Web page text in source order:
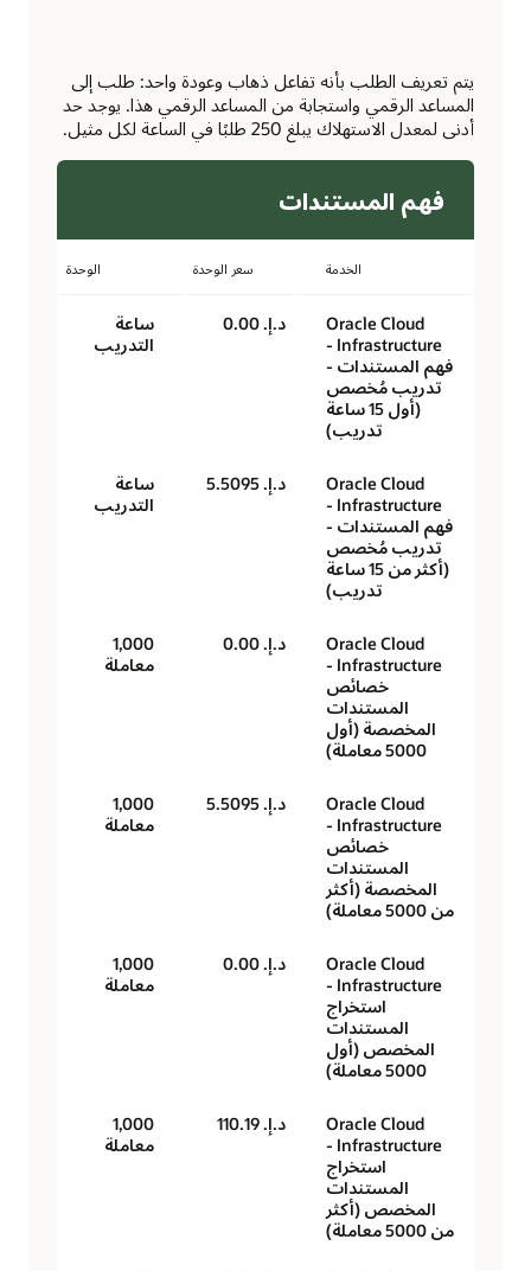
يتم تعريف الطلب بأنه تفاعل ذهاب وعودة واحد: طلب إلى
المساعد الرقمي واستجابة من المساعد الرقمي هذا. يوجد حد
أدنى لمعدل الاستهلاك يبلغ 250 طلبًا في الساعة لكل مثيل.
فهم المستندات
الخدمة سعر الوحدة الوحدة
Oracle Cloud
Infrastructure -
فهم المستندات -
تدريب مُخصص
(أول 15 ساعة
تدريب)
د.إ.‏ 0.00
ساعة
التدريب
Oracle Cloud
Infrastructure -
فهم المستندات -
تدريب مُخصص
(أكثر من 15 ساعة
تدريب)
د.إ.‏ 5.5095
ساعة
التدريب
Oracle Cloud
Infrastructure -
خصائص
المستندات
المخصصة (أول
5000 معاملة)
د.إ.‏ 0.00
1,000
معاملة
Oracle Cloud
Infrastructure -
خصائص
المستندات
المخصصة (أكثر
من 5000 معاملة)
د.إ.‏ 5.5095
1,000
معاملة
Oracle Cloud
Infrastructure -
استخراج
المستندات
المخصص (أول
5000 معاملة)
د.إ.‏ 0.00
1,000
معاملة
Oracle Cloud
Infrastructure -
استخراج
المستندات
المخصص (أكثر
من 5000 معاملة)
د.إ.‏ 110.19
1,000
معاملة